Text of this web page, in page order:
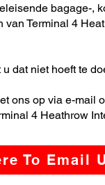
bagage-,
Terminal 4
dat niet hoeft te
ons op via e-mail
4 Heathrow
To Email